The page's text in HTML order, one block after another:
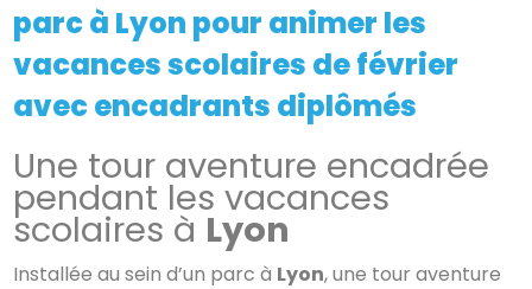
parc à Lyon pour animer les
vacances scolaires de février
avec encadrants diplômés
Une tour aventure encadrée
pendant les vacances
scolaires à Lyon
Installée au sein d’un parc à Lyon, une tour aventure